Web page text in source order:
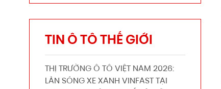
TIN Ô TÔ THẾ GIỚI
THỊ TRƯỜNG Ô TÔ VIỆT NAM 2026:
LÀN SÓNG XE XANH VINFAST TẠI